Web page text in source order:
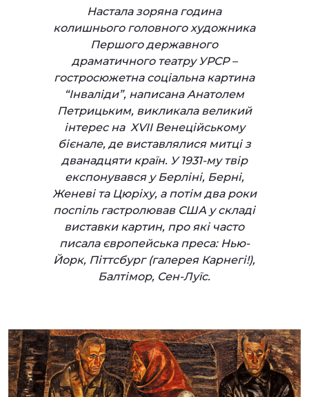
Настала зоряна година
колишнього головного художника
Першого державного
драматичного театру УРСР –
гостросюжетна соціальна картина
“Інваліди”, написана Анатолем
Петрицьким, викликала великий
інтерес на XVII Венеційському
бієнале, де виставлялися митці з
дванадцяти країн. У 1931-му твір
експонувався у Берліні, Берні,
Женеві та Цюріху, а потім два роки
поспіль гастролював США у складі
виставки картин, про які часто
писала європейська преса: Нью-
Йорк, Піттсбург (галерея Карнегі!),
Балтімор, Сен-Луїс.